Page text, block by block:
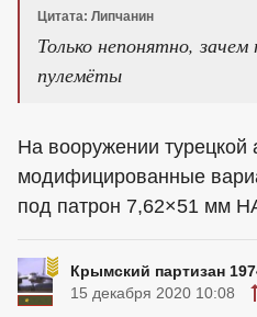
Цитата: Липчанин
Только непонятно,
пулемёты
На вооружении турецкой
модифицированные
под патрон 7,62×51 мм
Крымский партизан
15 декабря 2020 10:08